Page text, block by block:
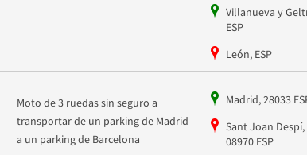
Villanueva y
ESP
León, ESP
Moto de 3 ruedas sin seguro a
transportar de un parking de Madrid
a un parking de Barcelona
Madrid, 28033
Sant Joan Despí,
08970 ESP